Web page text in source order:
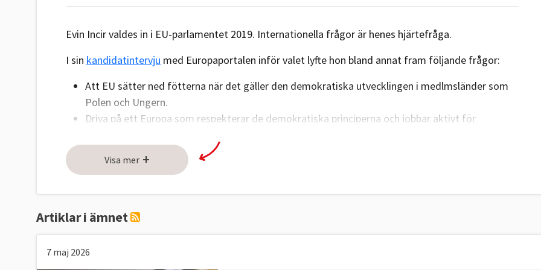
Evin Incir valdes in i EU-parlamentet 2019.​ Internationella frågor är henes hjärtefråga.
I sin kandidatintervju med Europaportalen inför valet lyfte hon bland annat fram följande frågor:
Att EU sätter ned fötterna när det gäller den demokratiska utvecklingen i medlmsländer som
Polen och Ungern.
Driva på ett Europa som respekterar de demokratiska principerna och jobbar aktivt för
Demokrati
Högerextrema krafter växer sig allt starkare och nedmonterar demokratin i länder inom EU.
Demokratin och våra mänskliga rättigheter måste försvaras.
Visa mer +
Artiklar i ämnet
7 maj 2026